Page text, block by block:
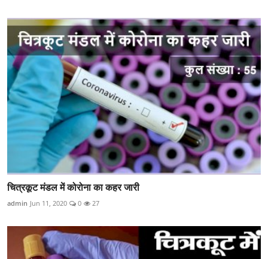
चित्रकूट मंडल में कोरोना का कहर जारी
admin Jun 11, 2020 0 27